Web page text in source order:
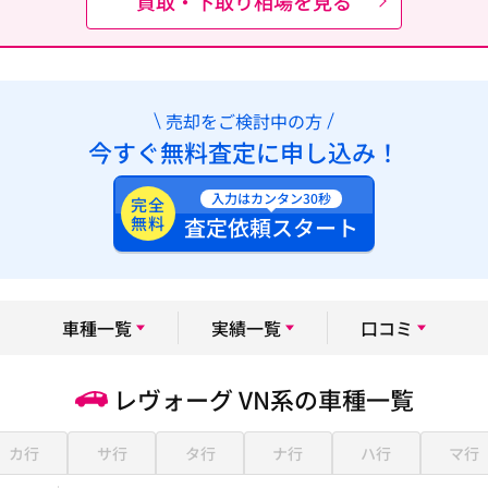
売却をご検討中の方
今すぐ無料査定に申し込み！
完全
無料
入力はカンタン30秒
査定依頼スタート
車種一覧 実績一覧 口コミ
レヴォーグ VN系の車種一覧
カ行 サ行 タ行 ナ行 ハ行 マ行